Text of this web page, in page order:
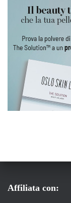
Affiliata con: